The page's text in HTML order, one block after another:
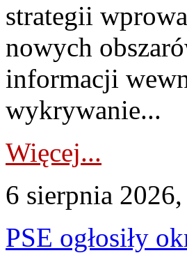
strategii
nowych
informacji
wykrywanie...
Więcej...
6 sierpnia
PSE ogłosiły